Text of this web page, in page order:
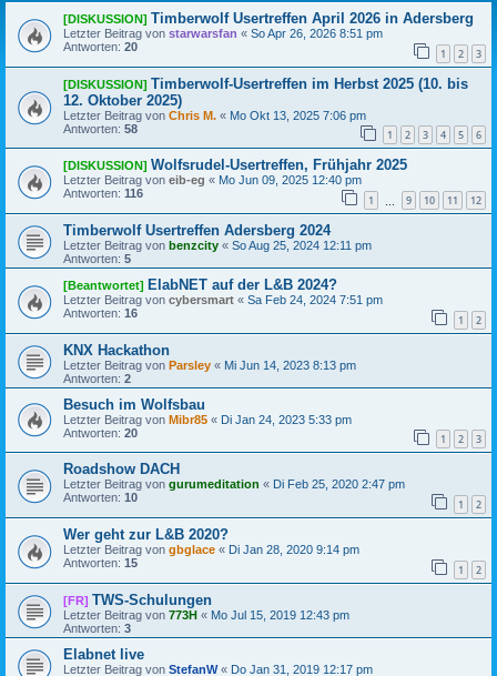
[DISKUSSION] Timberwolf Usertreffen April 2026 in Adersberg
Letzter Beitrag von starwarsfan « So Apr 26, 2026 8:51 pm
Antworten: 20 1 2 3
[DISKUSSION] Timberwolf-Usertreffen im Herbst 2025 (10. bis
12. Oktober 2025)
Letzter Beitrag von Chris M. « Mo Okt 13, 2025 7:06 pm
Antworten: 58 1 2 3 4 5 6
[DISKUSSION] Wolfsrudel-Usertreffen, Frühjahr 2025
Letzter Beitrag von eib-eg « Mo Jun 09, 2025 12:40 pm
Antworten: 116 1 9 10 11 12
Timberwolf Usertreffen Adersberg 2024
Letzter Beitrag von benzcity « So Aug 25, 2024 12:11 pm
Antworten: 5
[Beantwortet] ElabNET auf der L&B 2024?
Letzter Beitrag von cybersmart « Sa Feb 24, 2024 7:51 pm
Antworten: 16 1 2
KNX Hackathon
Letzter Beitrag von Parsley « Mi Jun 14, 2023 8:13 pm
Antworten: 2
Besuch im Wolfsbau
Letzter Beitrag von Mibr85 « Di Jan 24, 2023 5:33 pm
Antworten: 20 1 2 3
Roadshow DACH
Letzter Beitrag von gurumeditation « Di Feb 25, 2020 2:47 pm
Antworten: 10 1 2
Wer geht zur L&B 2020?
Letzter Beitrag von gbglace « Di Jan 28, 2020 9:14 pm
Antworten: 15 1 2
[FR] TWS-Schulungen
Letzter Beitrag von 773H « Mo Jul 15, 2019 12:43 pm
Antworten: 3
Elabnet live
Letzter Beitrag von StefanW« Do Jan 31, 2019 12:17 pm